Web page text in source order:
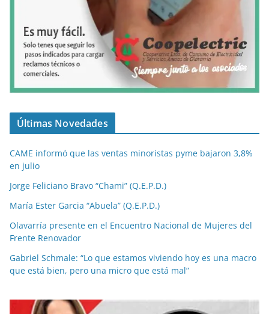
Últimas Novedades
CAME informó que las ventas minoristas pyme bajaron 3,8%
en julio
Jorge Feliciano Bravo “Chami” (Q.E.P.D.)
María Ester Garcia “Abuela” (Q.E.P.D.)
Olavarría presente en el Encuentro Nacional de Mujeres del
Frente Renovador
Gabriel Schmale: “Lo que estamos viviendo hoy es una macro
que está bien, pero una micro que está mal”